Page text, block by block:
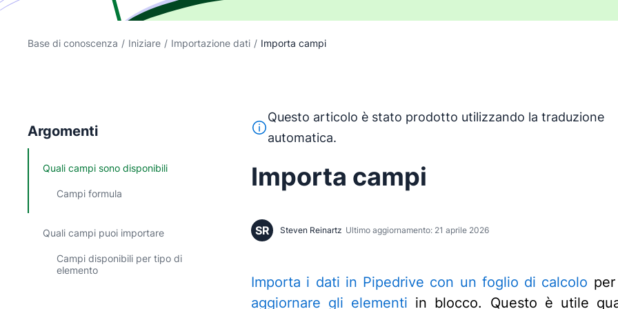
Base di conoscenza / Iniziare / Importazione dati / Importa campi
Argomenti
Quali campi sono disponibili
Campi formula
Quali campi puoi importare
Campi disponibili per tipo di
elemento
Questo testo è stato tradotto dall'inglese utilizzando uno strumento
Questo articolo è stato prodotto utilizzando la traduzione
automatica.
Importa campi
SR Steven Reinartz Ultimo aggiornamento: 21 aprile 2026
Importa i dati in Pipedrive con un foglio di calcolo
aggiornare gli elementi in blocco. Questo è utile